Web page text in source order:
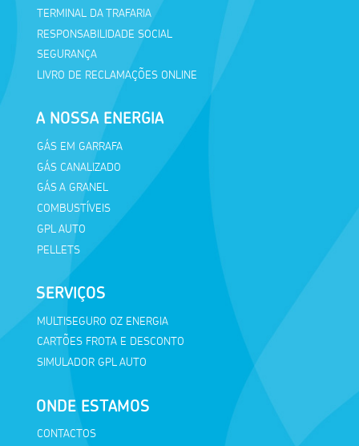
TERMINAL DA TRAFARIA
RESPONSABILIDADE SOCIAL
SEGURANÇA
LIVRO DE RECLAMAÇÕES ONLINE
A NOSSA ENERGIA
GÁS EM GARRAFA
GÁS CANALIZADO
GÁS A GRANEL
COMBUSTÍVEIS
GPL AUTO
PELLETS
SERVIÇOS
MULTISEGURO OZ ENERGIA
CARTÕES FROTA E DESCONTO
SIMULADOR GPL AUTO
ONDE ESTAMOS
CONTACTOS